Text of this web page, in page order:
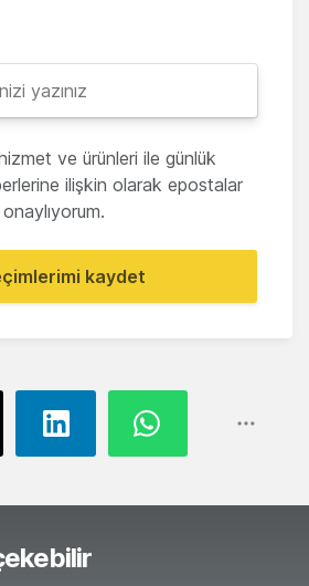
ve ürünleri ile günlük
ilişkin olarak epostalar
kaydet